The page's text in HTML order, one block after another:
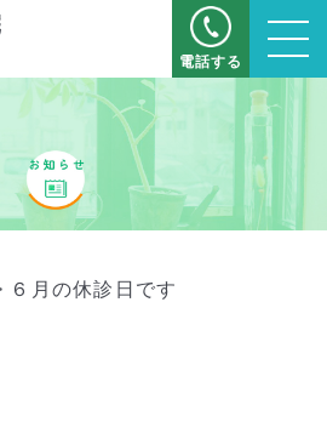
電話する
６月の休診日です